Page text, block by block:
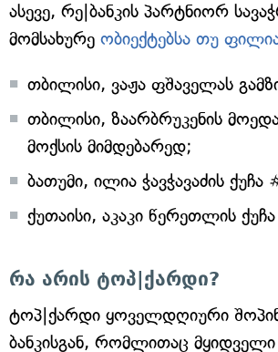
ასევე, რე|ბანკის პარტნიორ
მომსახურე ობიექტებსა თუ
თბილისი, ვაჟა ფშაველას
თბილისი, ზაარბრუკენის
მოქსის მიმდებარედ;
ბათუმი, ილია ჭავჭავაძის
ქუთაისი, აკაკი წერეთლის
რა არის ტოპ|ქარდი?
ტოპ|ქარდი ყოველდღიური
ბანკისგან, რომლითაც მყიდველი